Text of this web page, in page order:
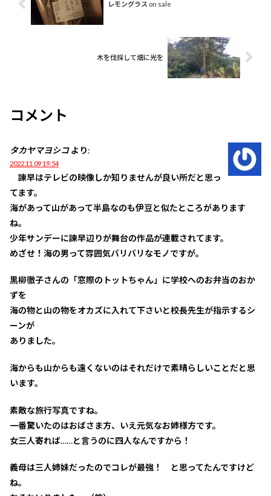
レモングラス on sale
木を伐採して畑に光を
コメント
タカヤマヨシコ より:
2022.11.09 19:54
諫早はテレビの映像しか知りませんが良い所だと思っ
てます。
海があって山があって半島なのも伊豆と似たところがあります
ね。
少年サンデーに諫早辺りが舞台の作品が連載されてます。
めざせ！海の男って雰囲気バリバリなモノですが。
黒柳徹子さんの「窓際のトットちゃん」に学校へのお弁当のおか
ずを
海の物と山の物をオカズに入れて下さいと校長先生が指示するシ
ーンが
ありました。
海からも山からも遠くないのはそれだけで素晴らしいことだと思
います。
素敵な旅行写真ですね。
一番驚いたのはおばさま方、いえ元気なお姉様方です。
女三人寄れば……と言うのに四人なんですから！
義母は三人姉妹だったのでコレが最強！ と思ってたんですけど
ね。